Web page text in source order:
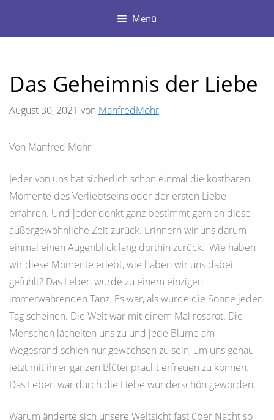
Menü
Das Geheimnis der Liebe
August 30, 2021 von ManfredMohr
Von Manfred Mohr
Jeder von uns hat sicherlich schon einmal die kostbaren
Momente des Verliebtseins oder der ersten Liebe
erfahren. Und jeder denkt ganz bestimmt gern an diese
außergewöhnliche Zeit zurück. Erinnern wir uns darum
einmal einen Augenblick lang dorthin zurück. Wie haben
wir diese Momente erlebt, wie haben wir uns dabei
gefühlt? Das Leben wurde zu einem einzigen
immerwährenden Tanz. Es war, als würde die Sonne jeden
Tag scheinen. Die Welt war mit einem Mal rosarot. Die
Menschen lächelten uns zu und jede Blume am
Wegesrand schien nur gewachsen zu sein, um uns genau
jetzt mit ihrer ganzen Blütenpracht erfreuen zu können.
Das Leben war durch die Liebe wunderschön geworden.
Warum änderte sich unsere Weltsicht fast über Nacht so